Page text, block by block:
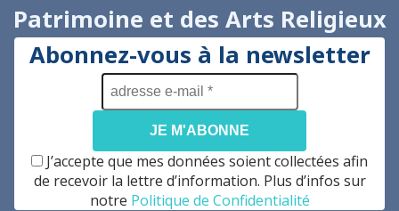
Patrimoine et des Arts Religieux
Abonnez-vous à la newsletter
adresse
e-
mail
*
J’accepte que mes données soient collectées afin
de recevoir la lettre d’information. Plus d’infos sur
notre Politique de Confidentialité